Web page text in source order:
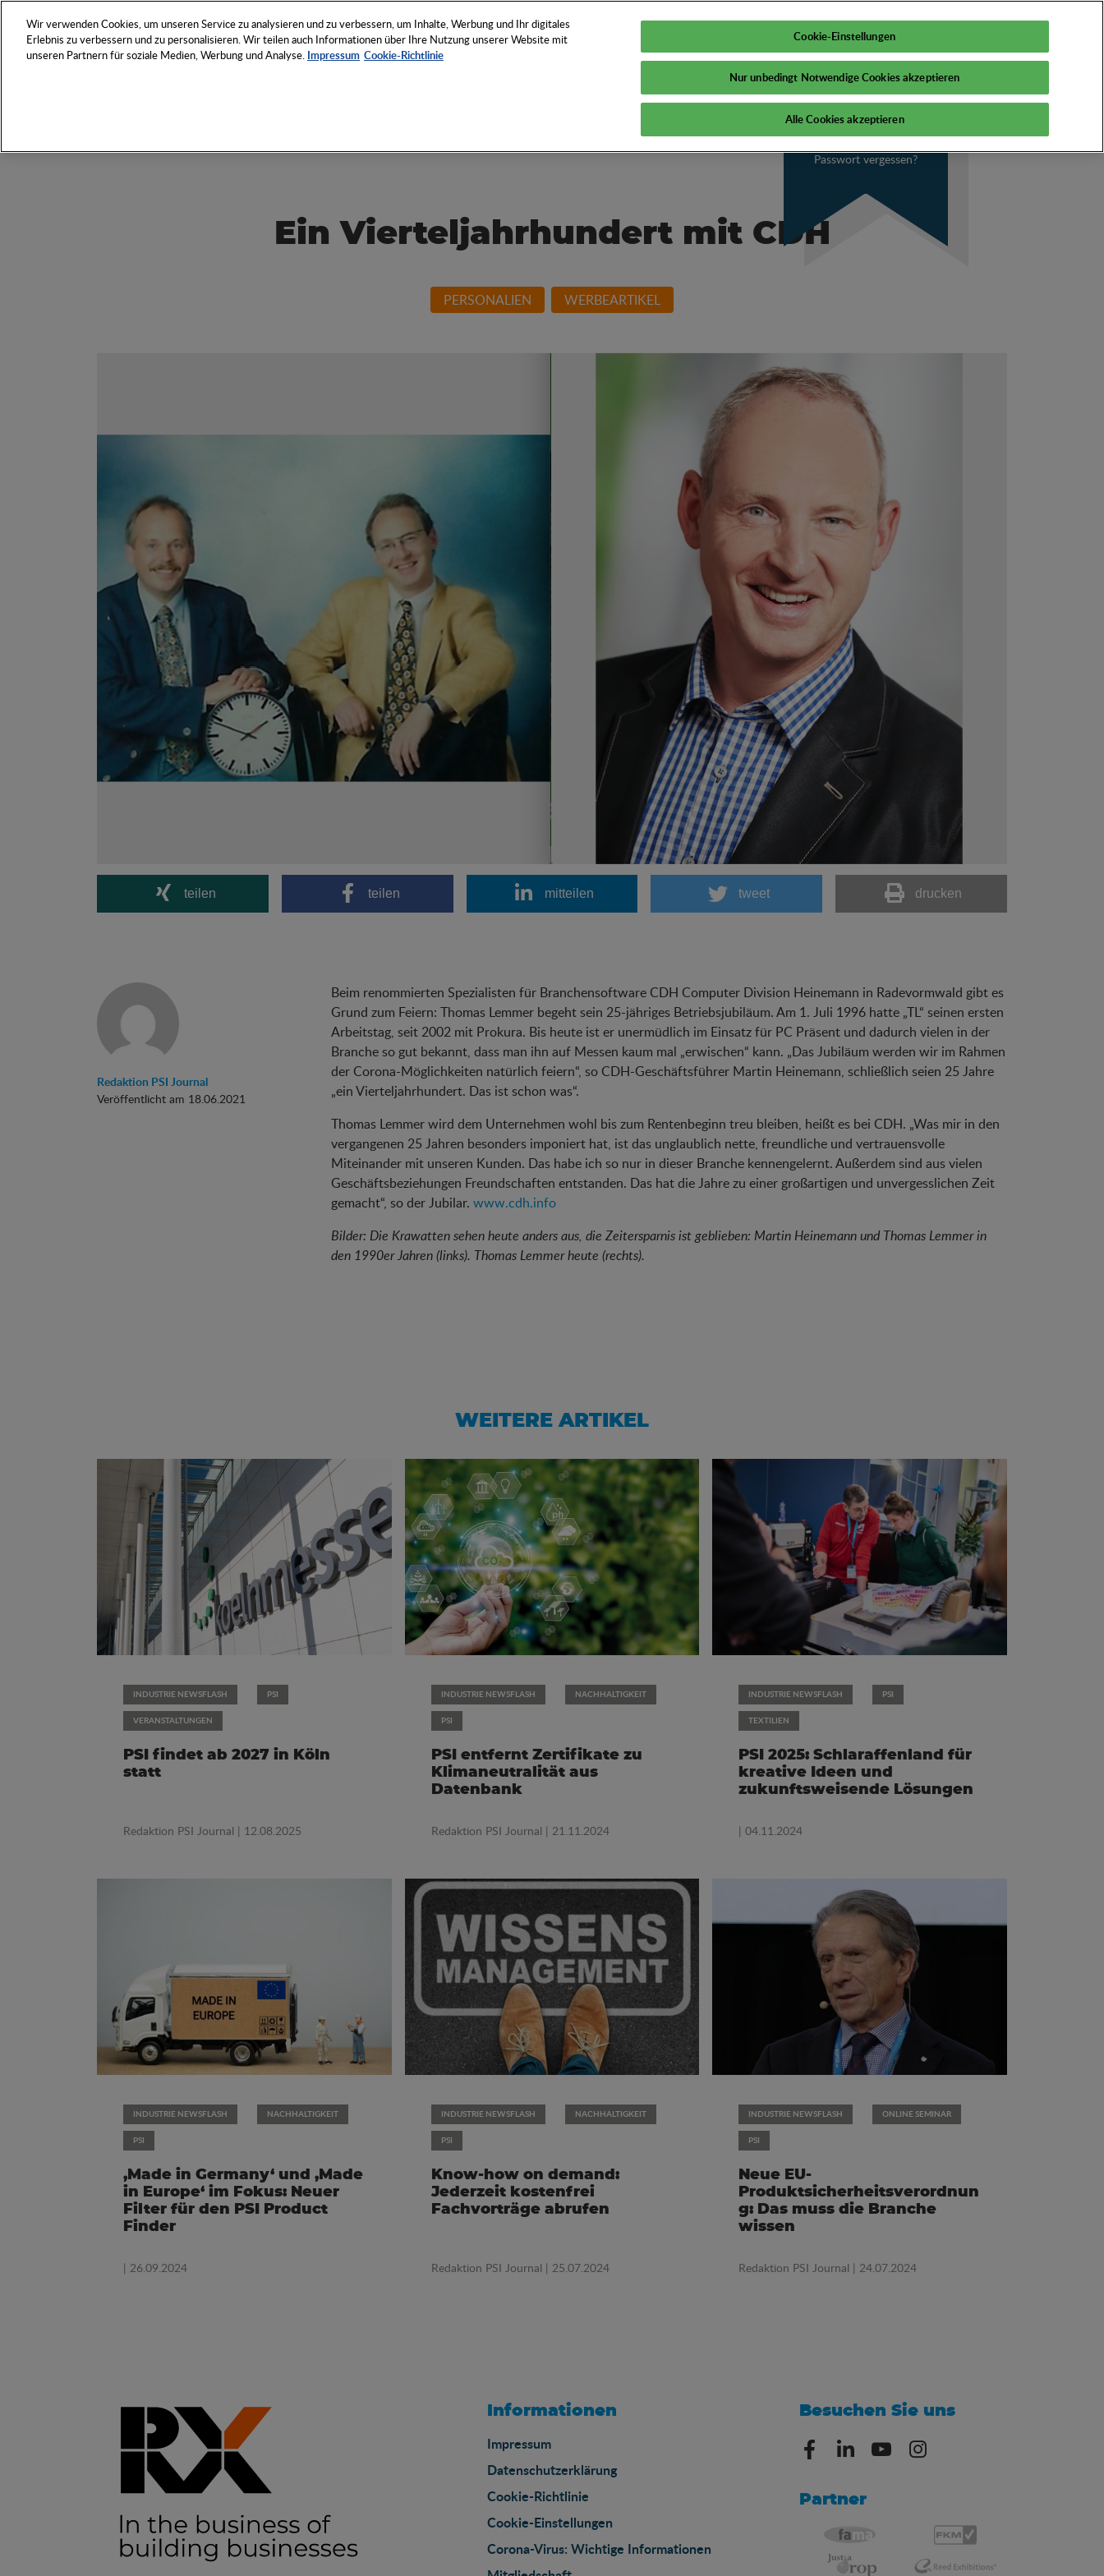
NETZWERK VERANSTALTUNGEN TOOLS NEWS KNOW-HOW FAQS DE
Passwort vergessen?
Mein PSI
Ein Vierteljahrhundert mit CDH
PERSONALIEN WERBEARTIKEL
teilen teilen mitteilen tweet drucken
Redaktion PSI Journal
Veröffentlicht am 18.06.2021
Beim renommierten Spezialisten für Branchensoftware CDH Computer Division Heinemann in Radevormwald gibt es
Grund zum Feiern: Thomas Lemmer begeht sein 25-jähriges Betriebsjubiläum. Am 1. Juli 1996 hatte „TL“ seinen ersten
Arbeitstag, seit 2002 mit Prokura. Bis heute ist er unermüdlich im Einsatz für PC Präsent und dadurch vielen in der
Branche so gut bekannt, dass man ihn auf Messen kaum mal „erwischen“ kann. „Das Jubiläum werden wir im Rahmen
der Corona-Möglichkeiten natürlich feiern“, so CDH-Geschäftsführer Martin Heinemann, schließlich seien 25 Jahre
„ein Vierteljahrhundert. Das ist schon was“.
Thomas Lemmer wird dem Unternehmen wohl bis zum Rentenbeginn treu bleiben, heißt es bei CDH. „Was mir in den
vergangenen 25 Jahren besonders imponiert hat, ist das unglaublich nette, freundliche und vertrauensvolle
Miteinander mit unseren Kunden. Das habe ich so nur in dieser Branche kennengelernt. Außerdem sind aus vielen
Geschäftsbeziehungen Freundschaften entstanden. Das hat die Jahre zu einer großartigen und unvergesslichen Zeit
gemacht“, so der Jubilar. www.cdh.info
Bilder: Die Krawatten sehen heute anders aus, die Zeitersparnis ist geblieben: Martin Heinemann und Thomas Lemmer in
den 1990er Jahren (links). Thomas Lemmer heute (rechts).
WEITERE ARTIKEL
INDUSTRIE NEWSFLASH PSI
VERANSTALTUNGEN
PSI findet ab 2027 in Köln
statt
Redaktion PSI Journal | 12.08.2025
INDUSTRIE NEWSFLASH NACHHALTIGKEIT
PSI
PSI entfernt Zertifikate zu
Klimaneutralität aus
Datenbank
Redaktion PSI Journal | 21.11.2024
INDUSTRIE NEWSFLASH PSI
TEXTILIEN
PSI 2025: Schlaraffenland für
kreative Ideen und
zukunftsweisende Lösungen
| 04.11.2024
INDUSTRIE NEWSFLASH NACHHALTIGKEIT
PSI
‚Made in Germany‘ und ‚Made
in Europe‘ im Fokus: Neuer
Filter für den PSI Product
Finder
| 26.09.2024
INDUSTRIE NEWSFLASH NACHHALTIGKEIT
PSI
Know-how on demand:
Jederzeit kostenfrei
Fachvorträge abrufen
Redaktion PSI Journal | 25.07.2024
INDUSTRIE NEWSFLASH ONLINE SEMINAR
PSI
Neue EU-
Produktsicherheitsverordnun
g: Das muss die Branche
wissen
Redaktion PSI Journal | 24.07.2024
Informationen
Impressum
Datenschutzerklärung
Cookie-Richtlinie
Cookie-Einstellungen
Corona-Virus: Wichtige Informationen
Besuchen Sie uns
Partner
Wir verwenden Cookies, um unseren Service zu analysieren und zu verbessern, um Inhalte, Werbung und Ihr digitales
Erlebnis zu verbessern und zu personalisieren. Wir teilen auch Informationen über Ihre Nutzung unserer Website mit
unseren Partnern für soziale Medien, Werbung und Analyse. Impressum Cookie-Richtlinie
Cookie-Einstellungen
Nur unbedingt Notwendige Cookies akzeptieren
Alle Cookies akzeptieren